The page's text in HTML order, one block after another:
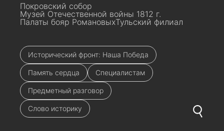
Покровский собор
Музей Отечественной войны 1812 г.
Палаты бояр РомановыхТульский филиал
Исторический фронт: Наша Победа
Память сердца Специалистам
Предметный разговор
Слово историку